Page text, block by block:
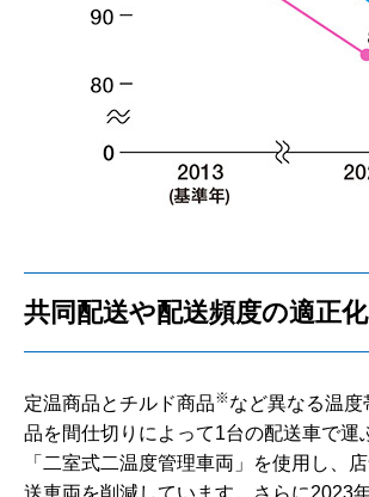
共同配送や配送頻度の適正化
定温商品とチルド商品※など異なる温
品を間仕切りによって1台の配送車で運
「二室式二温度管理車両」を使用し、
送車両を削減しています。さらに2023